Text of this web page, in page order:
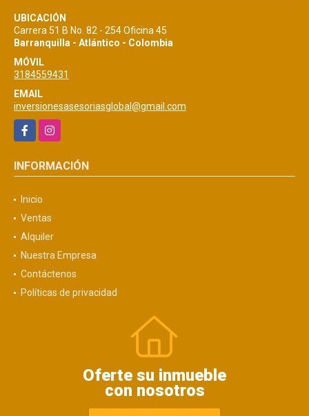
UBICACIÓN
Carrera 51 B No. 82 - 254 Oficina 45
Barranquilla - Atlántico - Colombia
MÓVIL
3184559431
EMAIL
inversionesasesoriasglobal@gmail.com
FacebookInstagram
INFORMACIÓN
Inicio
Ventas
Alquiler
Nuestra Empresa
Contáctenos
Políticas de privacidad
Oferte su inmueble
con nosotros